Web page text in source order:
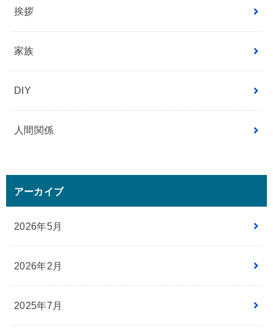
挨拶
家族
DIY
人間関係
アーカイブ
2026年5月
2026年2月
2025年7月